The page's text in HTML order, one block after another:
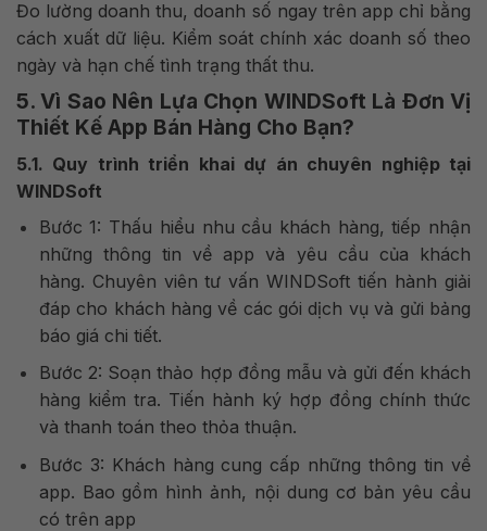
Đo lường doanh thu, doanh số ngay trên app chỉ bằng
cách xuất dữ liệu. Kiểm soát chính xác doanh số theo
ngày và hạn chế tình trạng thất thu.
5. Vì Sao Nên Lựa Chọn WINDSoft Là Đơn Vị
Thiết Kế App Bán Hàng Cho Bạn?
5.1. Quy trình triển khai dự án chuyên nghiệp tại
WINDSoft
Bước 1: Thấu hiểu nhu cầu khách hàng, tiếp nhận
những thông tin về app và yêu cầu của khách
hàng. Chuyên viên tư vấn WINDSoft tiến hành giải
đáp cho khách hàng về các gói dịch vụ và gửi bảng
báo giá chi tiết.
Bước 2: Soạn thảo hợp đồng mẫu và gửi đến khách
hàng kiểm tra. Tiến hành ký hợp đồng chính thức
và thanh toán theo thỏa thuận.
Bước 3: Khách hàng cung cấp những thông tin về
app. Bao gồm hình ảnh, nội dung cơ bản yêu cầu
có trên app